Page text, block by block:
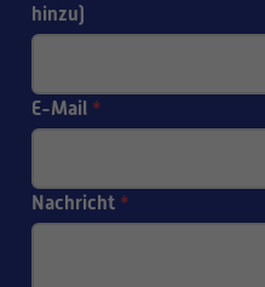
hinzu)
E-Mail *
Nachricht *